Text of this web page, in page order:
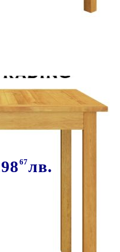
комплект, 5
67лв.